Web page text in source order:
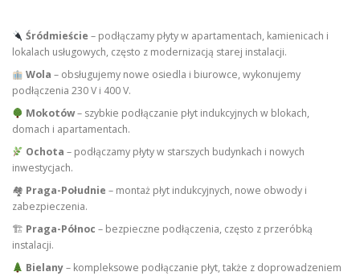
Śródmieście – podłączamy płyty w apartamentach, kamienicach i
lokalach usługowych, często z modernizacją starej instalacji.
Wola – obsługujemy nowe osiedla i biurowce, wykonujemy
podłączenia 230 V i 400 V.
Mokotów– szybkie podłączanie płyt indukcyjnych w blokach,
domach i apartamentach.
Ochota – podłączamy płyty w starszych budynkach i nowych
inwestycjach.
🏘 Praga-Południe – montaż płyt indukcyjnych, nowe obwody i
zabezpieczenia.
🏗 Praga-Północ – bezpieczne podłączenia, często z przeróbką
instalacji.
Bielany– kompleksowe podłączanie płyt, także z doprowadzeniem